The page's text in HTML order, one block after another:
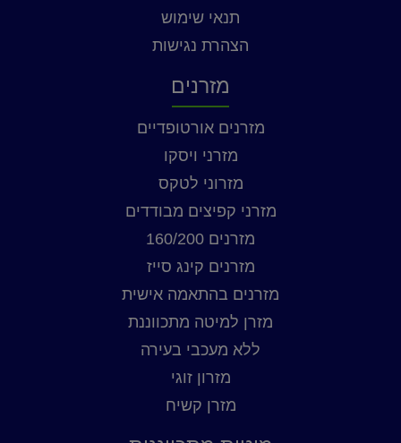
תנאי שימוש
הצהרת נגישות
מזרנים
מזרנים אורטופדיים
מזרני ויסקו
מזרוני לטקס
מזרני קפיצים מבודדים
מזרנים 160/200
מזרנים קינג סייז
מזרנים בהתאמה אישית
מזרן למיטה מתכווננת
ללא מעכבי בעירה
מזרון זוגי
מזרן קשיח